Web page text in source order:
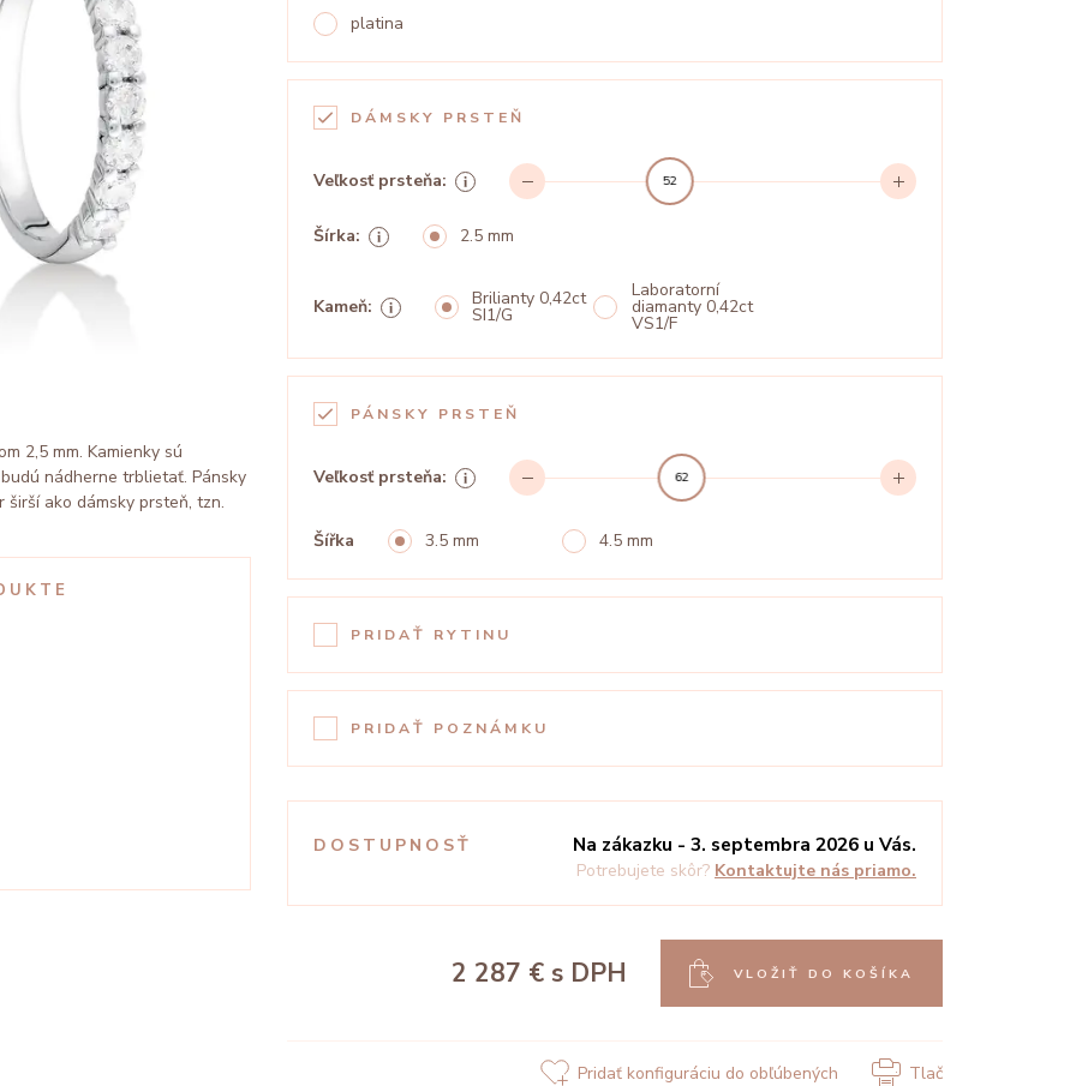
2,5 mm. Kamienky sú
nádherne trblietať. Pánsky
ako dámsky prsteň, tzn.
platina
DÁMSKY PRSTEŇ
Veľkosť prsteňa: 52
Šírka: 2.5 mm
Kameň: Brilianty 0,42ct
SI1/G
Laboratorní
diamanty 0,42ct
VS1/F
PÁNSKY PRSTEŇ
Veľkosť prsteňa: 62
Šířka 3.5 mm 4.5 mm
PRIDAŤ RYTINU
PRIDAŤ POZNÁMKU
DOSTUPNOSŤ Na zákazku - 3. septembra 2026 u Vás.
Potrebujete skôr? Kontaktujte nás priamo.
2 287 € s DPH VLOŽIŤ DO KOŠÍKA
Pridať konfiguráciu do obľúbených Tlač